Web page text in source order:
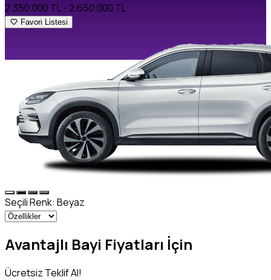
2.350.000 TL- 2.650.000 TL
Favori Listesi
Seçili Renk: Beyaz
Avantajlı Bayi Fiyatları İçin
Ücretsiz Teklif Al!